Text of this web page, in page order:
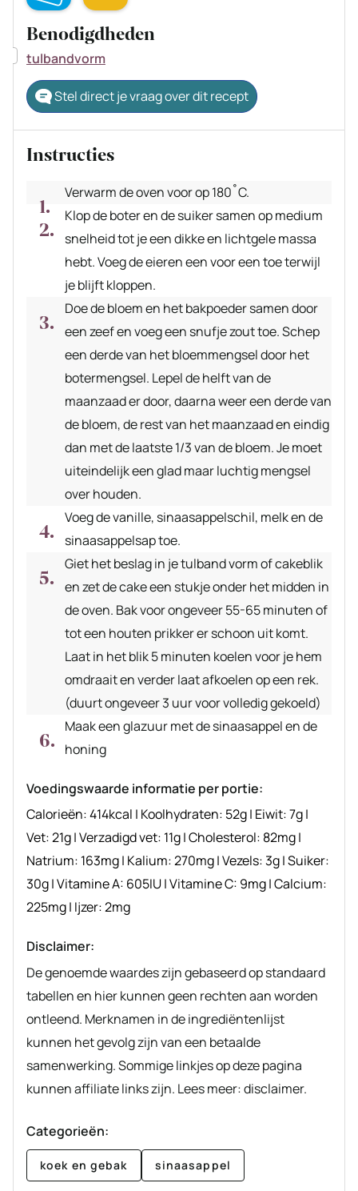
Benodigdheden
▢
tulbandvorm
Stel direct je vraag over dit recept
Instructies
Verwarm de oven voor op 180˚C.
Klop de boter en de suiker samen op medium
snelheid tot je een dikke en lichtgele massa
hebt. Voeg de eieren een voor een toe terwijl
je blijft kloppen.
Doe de bloem en het bakpoeder samen door
een zeef en voeg een snufje zout toe. Schep
een derde van het bloemmengsel door het
botermengsel. Lepel de helft van de
maanzaad er door, daarna weer een derde van
de bloem, de rest van het maanzaad en eindig
dan met de laatste 1/3 van de bloem. Je moet
uiteindelijk een glad maar luchtig mengsel
over houden.
Voeg de vanille, sinaasappelschil, melk en de
sinaasappelsap toe.
Giet het beslag in je tulband vorm of cakeblik
en zet de cake een stukje onder het midden in
de oven. Bak voor ongeveer 55-65 minuten of
tot een houten prikker er schoon uit komt.
Laat in het blik 5 minuten koelen voor je hem
omdraait en verder laat afkoelen op een rek.
(duurt ongeveer 3 uur voor volledig gekoeld)
Maak een glazuur met de sinaasappel en de
honing
Voedingswaarde informatie per portie:
Calorieën:414kcal | Koolhydraten: 52g| Eiwit:7g|
Vet:21g|Verzadigd vet: 11g|Cholesterol: 82mg|
Natrium: 163mg| Kalium:270mg|Vezels:3g|Suiker:
30g|Vitamine A: 605IU|Vitamine C: 9mg|Calcium:
225mg| Ijzer:2mg
Disclaimer:
De genoemde waardes zijn gebaseerd op standaard
tabellen en hier kunnen geen rechten aan worden
ontleend. Merknamen in de ingrediëntenlijst
kunnen het gevolg zijn van een betaalde
samenwerking. Sommige linkjes op deze pagina
kunnen affiliate links zijn. Lees meer: disclaimer.
Categorieën:
koek en gebak sinaasappel